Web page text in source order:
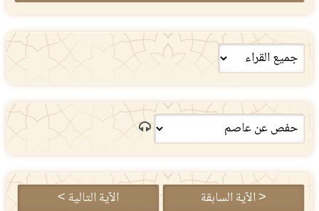
< الآية السابقة الآية التالية >